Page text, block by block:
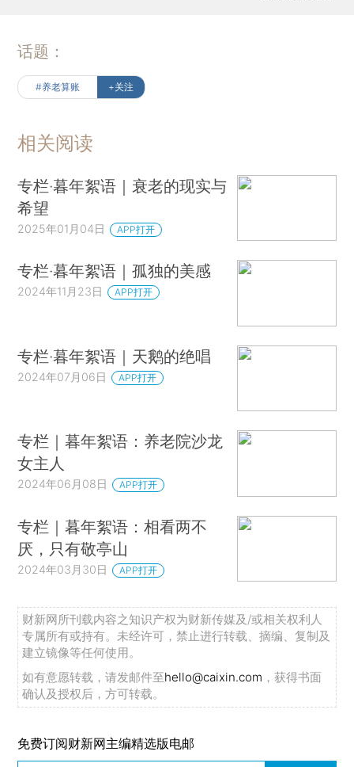
话题：
#养老算账 +关注
相关阅读
专栏·暮年絮语｜衰老的现实与
希望
2025年01月04日 APP打开
专栏·暮年絮语｜孤独的美感
2024年11月23日 APP打开
专栏·暮年絮语｜天鹅的绝唱
2024年07月06日 APP打开
专栏｜暮年絮语：养老院沙龙
女主人
2024年06月08日 APP打开
专栏｜暮年絮语：相看两不
厌，只有敬亭山
2024年03月30日 APP打开
财新网所刊载内容之知识产权为财新传媒及/或相关权利人
专属所有或持有。未经许可，禁止进行转载、摘编、复制及
建立镜像等任何使用。
如有意愿转载，请发邮件至hello@caixin.com ，获得书面
确认及授权后，方可转载。
免费订阅财新网主编精选版电邮